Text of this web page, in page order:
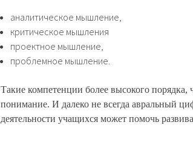
аналитическое мышление,
критическое мышления
проектное мышление,
проблемное мышление.
Такие компетенции более высокого
понимание. И далеко не всегда авральный
деятельности учащихся может помочь